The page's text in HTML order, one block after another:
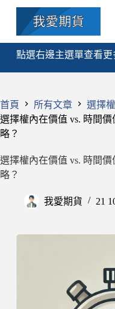
點選右邊主選單查看更
首頁 所有文章
選擇權
選擇權內在價值 vs. 時間
略？
選擇權內在價值 vs. 時間
略？
我愛期貨 21